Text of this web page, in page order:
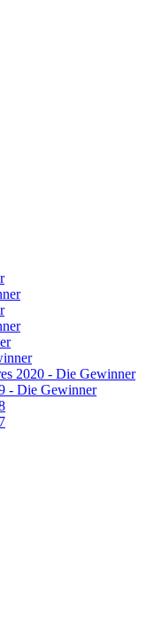
2020 - Die Gewinner
- Die Gewinner